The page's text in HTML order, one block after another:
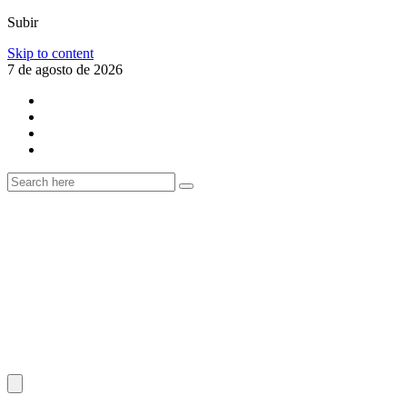
Subir
Skip to content
7 de agosto de 2026